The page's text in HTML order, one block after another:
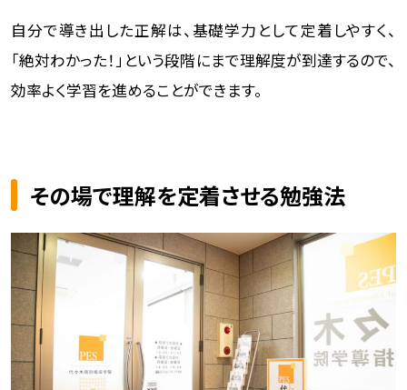
自分で導き出した正解は、基礎学力として定着しやすく、
「絶対わかった！」という段階にまで理解度が到達するので、
効率よく学習を進めることができます。
その場で理解を定着させる勉強法